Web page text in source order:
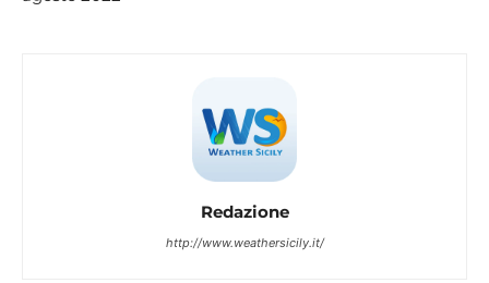
Redazione
http://www.weathersicily.it/